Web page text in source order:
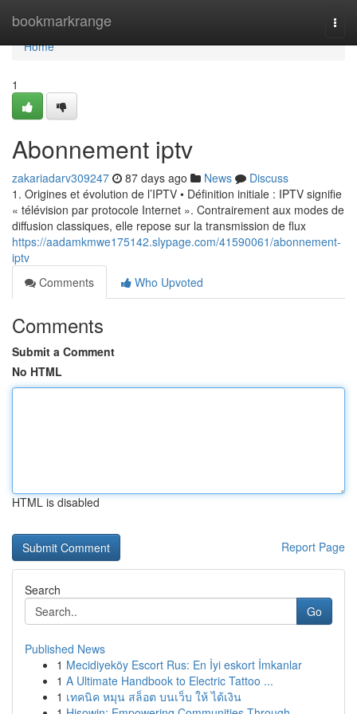
bookmarkrange
Home
Home
1
Abonnement iptv
zakariadarv309247 87 days ago News
Discuss
1. Origines et évolution de l’IPTV • Définition initiale : IPTV signifie
« télévision par protocole Internet ». Contrairement aux modes de
diffusion classiques, elle repose sur la transmission de flux
https://aadamkmwe175142.slypage.com/41590061/abonnement-
iptv
Comments
Who Upvoted
Comments
Submit a Comment
No HTML
HTML is disabled
Report Page
Search
Go
Published News
1 Mecidiyeköy Escort Rus: En İyi eskort İmkanlar
1 A Ultimate Handbook to Electric Tattoo ...
1 เทคนิค หมุน สล็อต บนเว็บ ให้ ได้เงิน